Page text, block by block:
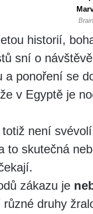
historií,
sní o
ponoření se
v Egyptě je
není
to skutečná
zákazu je
druhy